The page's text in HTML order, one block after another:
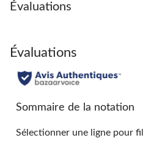
Évaluations
Évaluations
Sommaire de la notation
Sélectionner une ligne pour